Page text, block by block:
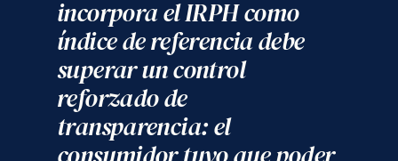
incorpora el IRPH como
índice de referencia debe
superar un control
reforzado de
transparencia: el